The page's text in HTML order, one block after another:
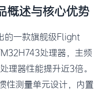
概述与核心优势
的一款旗舰级Flight
处理器，主频
理器性能提升近3倍。
性测量单元设计，内置